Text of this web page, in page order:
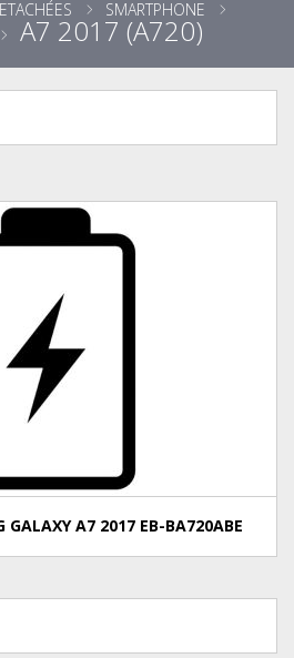
SMARTPHONE
A7 2017 (A720)
GALAXY A7 2017 EB-BA720ABE